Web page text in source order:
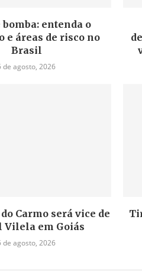
entenda o
e áreas de risco no
Brasil
de agosto, 2026
Carmo será vice de
Vilela em Goiás
de agosto, 2026